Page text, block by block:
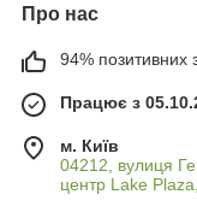
Про нас
94% позитивних з
Працює з
м. Київ
04212, вулиця
центр Lake